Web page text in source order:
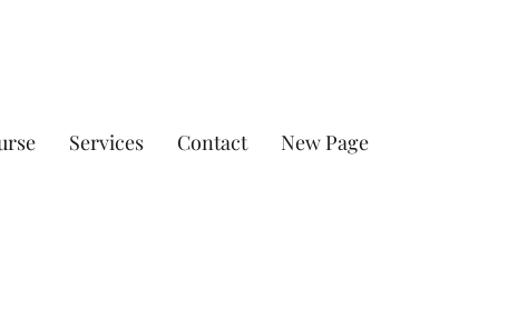
Services Contact New Page